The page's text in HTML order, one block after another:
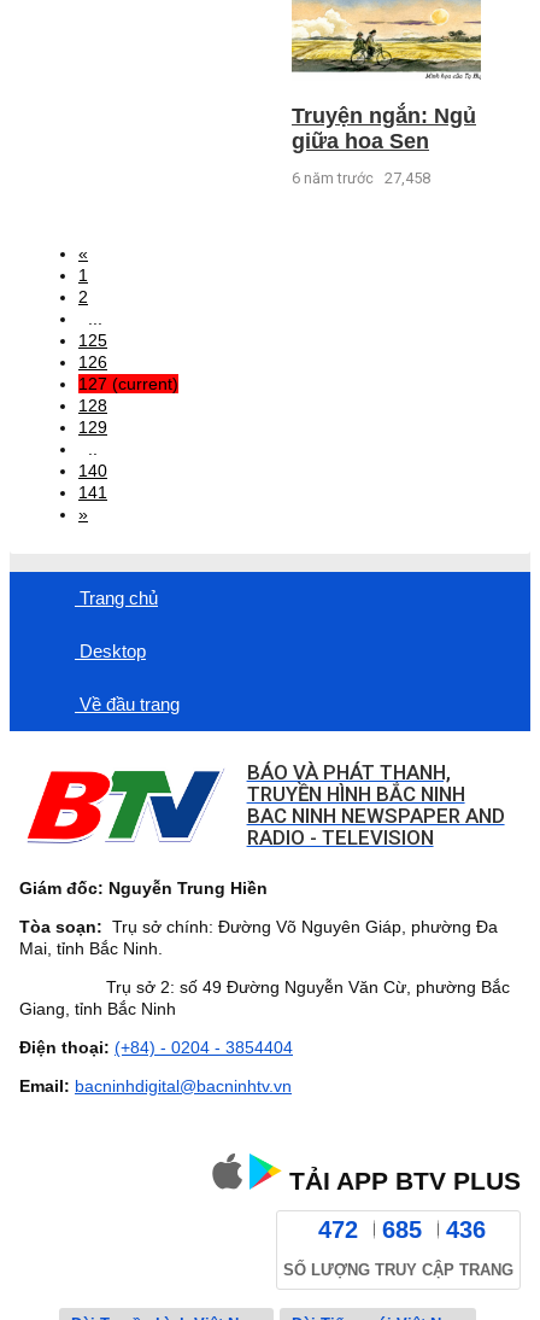
Truyện ngắn: Ngủ
giữa hoa Sen
6 năm trước 27,458
«
1
2
...
125
126
127 (current)
128
129
..
140
141
»
Trang chủ
Desktop
Về đầu trang
BÁO VÀ PHÁT THANH,
TRUYỀN HÌNH BẮC NINH
BAC NINH NEWSPAPER AND
RADIO - TELEVISION
Giám đốc: Nguyễn Trung Hiền
Tòa soạn: Trụ sở chính: Đường Võ Nguyên Giáp, phường Đa
Mai, tỉnh Bắc Ninh.
Trụ sở 2: số 49 Đường Nguyễn Văn Cừ, phường Bắc
Giang, tỉnh Bắc Ninh
Điện thoại: (+84) - 0204 - 3854404
Email: bacninhdigital@bacninhtv.vn
TẢI APP BTV PLUS
472 685 436
SỐ LƯỢNG TRUY CẬP TRANG